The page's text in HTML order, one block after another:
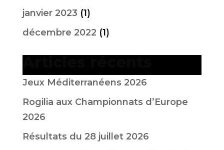
janvier 2023 (1)
décembre 2022 (1)
Articles récents
Jeux Méditerranéens 2026
Rogilia aux Championnats d’Europe
2026
Résultats du 28 juillet 2026